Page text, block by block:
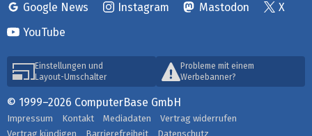
Google News
Instagram Mastodon
X
YouTube
Einstellungen und
Layout-Umschalter
Probleme mit einem
Werbebanner?
© 1999–2026 ComputerBase GmbH
Impressum Kontakt Mediadaten
Vertrag widerrufen
Vertrag kündigen
Barrierefreiheit Datenschutz